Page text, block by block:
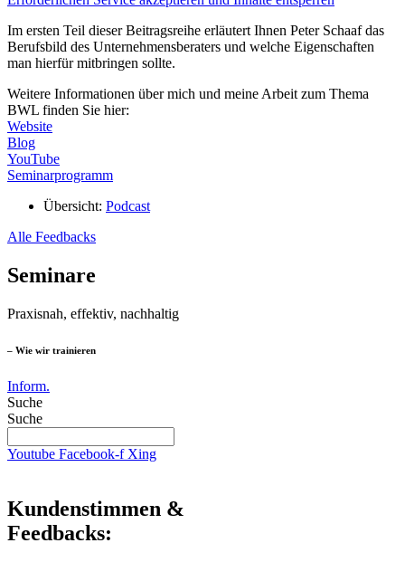
Im ersten Teil dieser Beitragsreihe erläutert Ihnen Peter Schaaf das
Berufsbild des Unternehmensberaters und welche Eigenschaften
man hierfür mitbringen sollte.
Weitere Informationen über mich und meine Arbeit zum Thema
BWL finden Sie hier:
Website
Blog
YouTube
Seminarprogramm
Übersicht: Podcast
Alle Feedbacks
Seminare
Praxisnah, effektiv, nachhaltig
– Wie wir trainieren
Inform.
Suche
Suche
Youtube Facebook-f Xing
Kundenstimmen &
Feedbacks: